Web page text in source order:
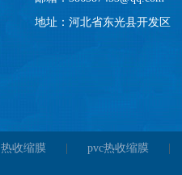
地址：河北省东光县开发区
热收缩膜 pvc热收缩膜